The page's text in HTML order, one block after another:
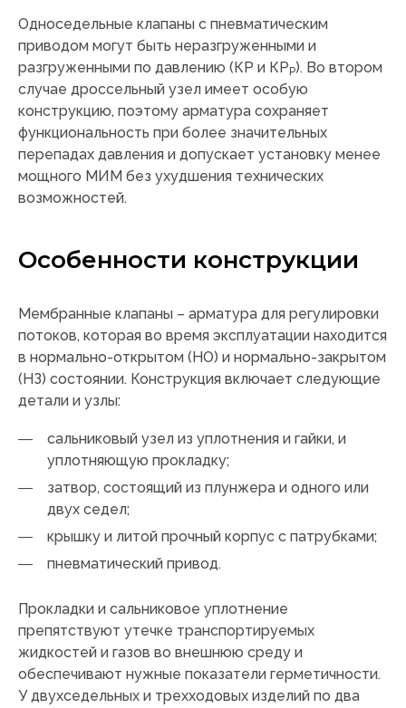
Односедельные клапаны с пневматическим
приводом могут быть неразгруженными и
разгруженными по давлению (КР и КР Р). Во втором
случае дроссельный узел имеет особую
конструкцию, поэтому арматура сохраняет
функциональность при более значительных
перепадах давления и допускает установку менее
мощного МИМ без ухудшения технических
возможностей.
Особенности конструкции
Мембранные клапаны – арматура для регулировки
потоков, которая во время эксплуатации находится
в нормально-открытом (НО) и нормально-закрытом
(НЗ) состоянии. Конструкция включает следующие
детали и узлы:
сальниковый узел из уплотнения и гайки, и
уплотняющую прокладку;
затвор, состоящий из плунжера и одного или
двух седел;
крышку и литой прочный корпус с патрубками;
пневматический привод.
Прокладки и сальниковое уплотнение
препятствуют утечке транспортируемых
жидкостей и газов во внешнюю среду и
обеспечивают нужные показатели герметичности.
У двухседельных и трехходовых изделий по два